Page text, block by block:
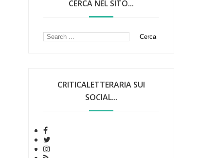
CERCA NEL SITO...
CRITICALETTERARIA SUI
SOCIAL...